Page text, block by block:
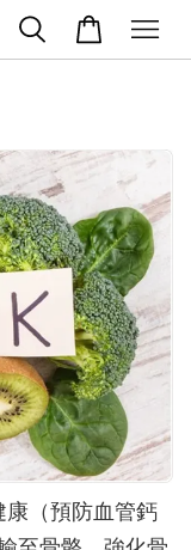
（預防血管鈣